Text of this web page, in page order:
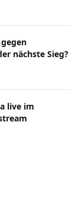
nächste Sieg?
live im